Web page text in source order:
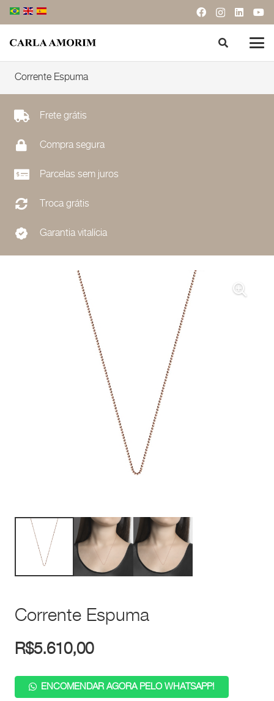
Corrente Espuma
Frete grátis
Compra segura
Parcelas sem juros
Troca grátis
Garantia vitalícia
Corrente Espuma
R$5.610,00
ENCOMENDAR AGORA PELO WHATSAPP!